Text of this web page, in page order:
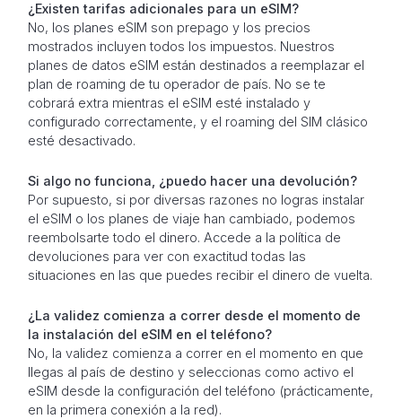
¿Existen tarifas adicionales para un eSIM?
No, los planes eSIM son prepago y los precios
mostrados incluyen todos los impuestos. Nuestros
planes de datos eSIM están destinados a reemplazar el
plan de roaming de tu operador de país. No se te
cobrará extra mientras el eSIM esté instalado y
configurado correctamente, y el roaming del SIM clásico
esté desactivado.
Si algo no funciona, ¿puedo hacer una devolución?
Por supuesto, si por diversas razones no logras instalar
el eSIM o los planes de viaje han cambiado, podemos
reembolsarte todo el dinero. Accede a la política de
devoluciones para ver con exactitud todas las
situaciones en las que puedes recibir el dinero de vuelta.
¿La validez comienza a correr desde el momento de
la instalación del eSIM en el teléfono?
No, la validez comienza a correr en el momento en que
llegas al país de destino y seleccionas como activo el
eSIM desde la configuración del teléfono (prácticamente,
en la primera conexión a la red).